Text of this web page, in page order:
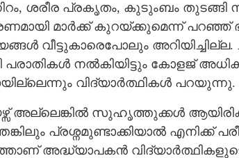
ശരീര പ്രകൃതം, കുടുംബം തുടങ്ങി
മാർക്ക് കുറയ്ക്കുമെന്ന് പറഞ്ഞ്
വീട്ടുകാരെപോലും
പരാതികൾ നൽകിയിട്ടും കോളജ്
വിദ്യാർത്ഥികൾ പറയുന്നു.
അല്ലെങ്കിൽ സുഹൃത്തുക്കൾ
പ്രശ്നമുണ്ടാക്കിയാൽ എനിക്ക്
അദ്ധ്യാപകൻ വിദ്യാർത്ഥികളുടെ